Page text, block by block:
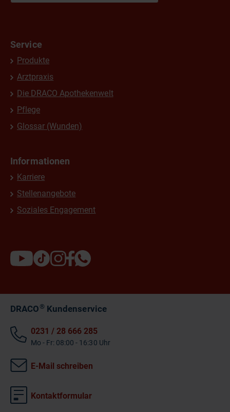
Service
Produkte
Arztpraxis
Die DRACO Apothekenwelt
Pflege
Glossar (Wunden)
Informationen
Karriere
Stellenangebote
Soziales Engagement
DRACO®Kundenservice
0231 / 28 666 285
Mo - Fr: 08:00 - 16:30 Uhr
E-Mail schreiben
Kontaktformular